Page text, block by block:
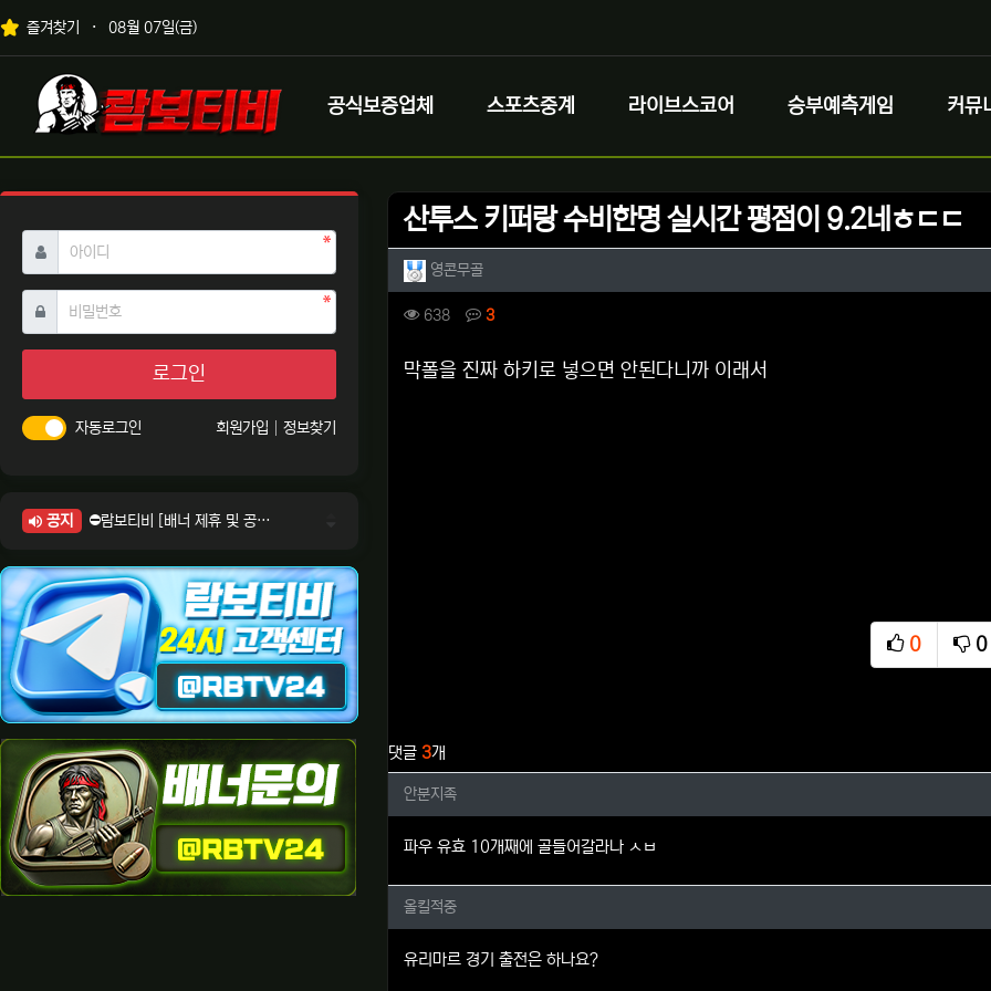
상단 네비
즐겨찾기 08월 07일(금)
메인 메뉴
로고
공식보증업체 스포츠중계 라이브스코어 승부예측게임 커뮤
산투스 키퍼랑 수비한명 실시간 평점이 9.2네ㅎㄷㄷ
작성자 정보
영콘무골작성
컨텐츠 정보
638조회 3댓글
본문
막폴을 진짜 하키로 넣으면 안된다니까 이래서
0
추천
0
비
댓글 3개
안분지족님의 댓글
안분지족
파우 유효 10개째에 골들어갈라나 ㅅㅂ
올킬적중님의 댓글
올킬적중
유리마르 경기 출전은 하나요?
아이디 필수
비밀번호필수
로그인
자동로그인 회원가입 정보찾기
공지
⛔람보티비 [배너 제휴 및 공식 입점 문의 안내]
⛔람보티비 [정회원 등급UP! 안내사항]
⛔람보티비 [채팅방 이용시 주의사항]
⛔람보티비 [공식보증업체 안내]